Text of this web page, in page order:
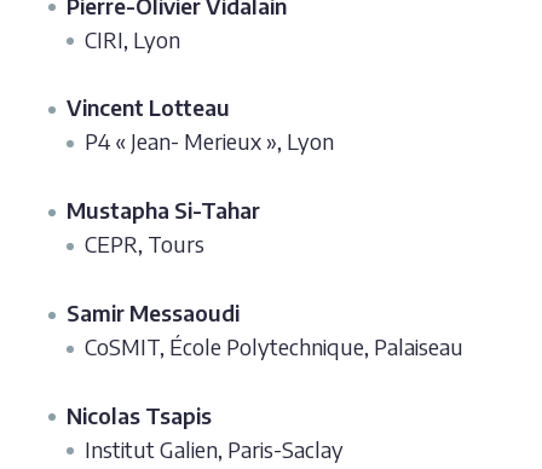
CIRI, Lyon
Vincent Lotteau
P4 « Jean- Merieux », Lyon
Mustapha Si-Tahar
CEPR, Tours
Samir Messaoudi
CoSMIT, École Polytechnique, Palaiseau
Nicolas Tsapis
Institut Galien, Paris-Saclay